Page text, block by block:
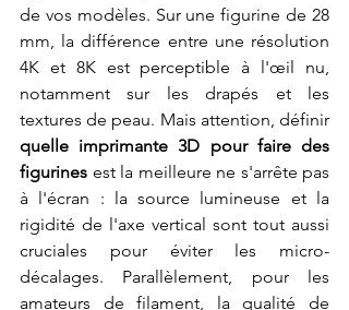
de vos modèles. Sur une figurine de 28
mm, la différence entre une résolution
4K et 8K est perceptible à l'œil nu,
notamment sur les drapés et les
quelle imprimante 3D pour faire des
figurines est la meilleure ne s'arrête pas
à l'écran : la source lumineuse et la
rigidité de l'axe vertical sont tout aussi
cruciales pour éviter les micro-
décalages. Parallèlement, pour les
amateurs de filament, la qualité de